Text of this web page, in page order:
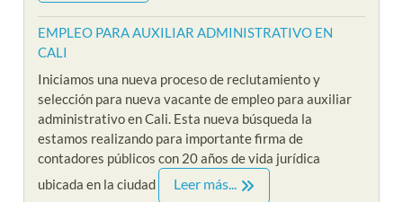
EMPLEO PARA AUXILIAR ADMINISTRATIVO EN
CALI
Iniciamos una nueva proceso de reclutamiento y
selección para nueva vacante de empleo para auxiliar
administrativo en Cali. Esta nueva búsqueda la
estamos realizando para importante firma de
contadores públicos con 20 años de vida jurídica
ubicada en la ciudad
Leer más...